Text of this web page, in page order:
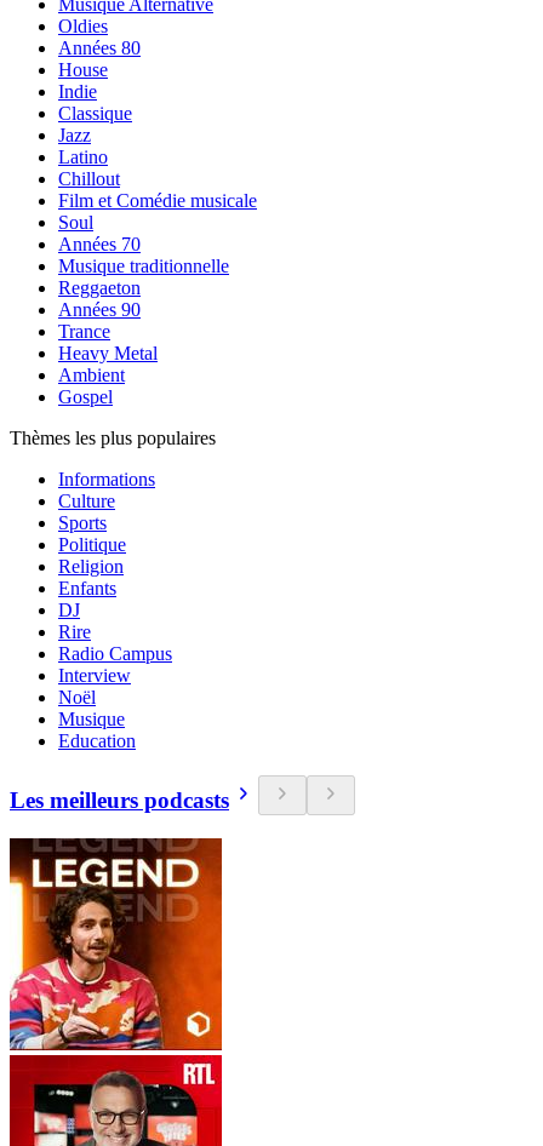
Musique Alternative
Oldies
Années 80
House
Indie
Classique
Jazz
Latino
Chillout
Film et Comédie musicale
Soul
Années 70
Musique traditionnelle
Reggaeton
Années 90
Trance
Heavy Metal
Ambient
Gospel
Thèmes les plus populaires
Informations
Culture
Sports
Politique
Religion
Enfants
DJ
Rire
Radio Campus
Interview
Noël
Musique
Education
Les meilleurs podcasts